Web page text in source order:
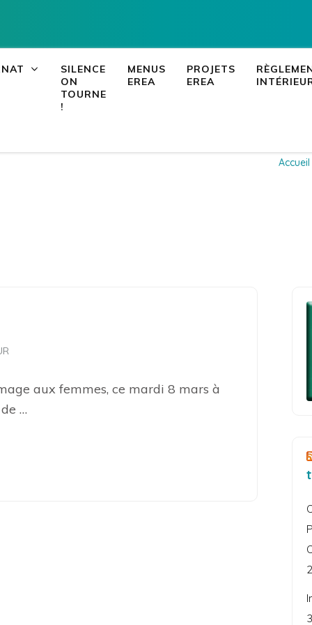
LEIA, le portail ENT NEO
SILENCE
ON
TOURNE
!
MENUS
EREA
PROJETS
EREA
Accueil
aux femmes, ce mardi 8 mars à
…